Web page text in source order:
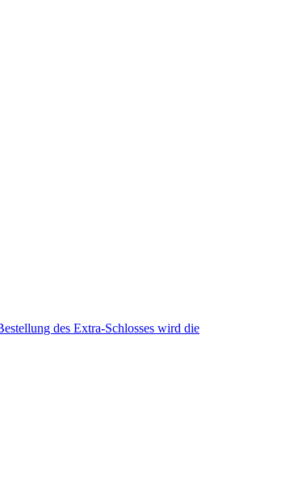
des Extra-Schlosses wird die